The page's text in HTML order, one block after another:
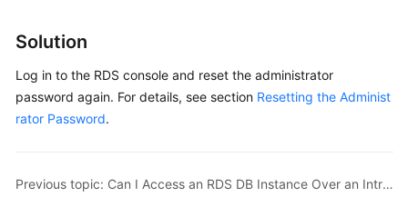
Performance
White
Paper
Solution
Log in to the RDS console and reset the administrator
password again. For details, see section Resetting the Administ
rator Password.
Previous topic: Can I Access an RDS DB Instance Over an Intranet Connection Across Regions?